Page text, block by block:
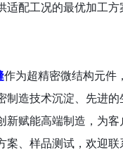
适配工况的最优加工方
作为超精密微结构元件
制造技术沉淀、先进
新赋能高端制造，为
案、样品测试，欢迎联